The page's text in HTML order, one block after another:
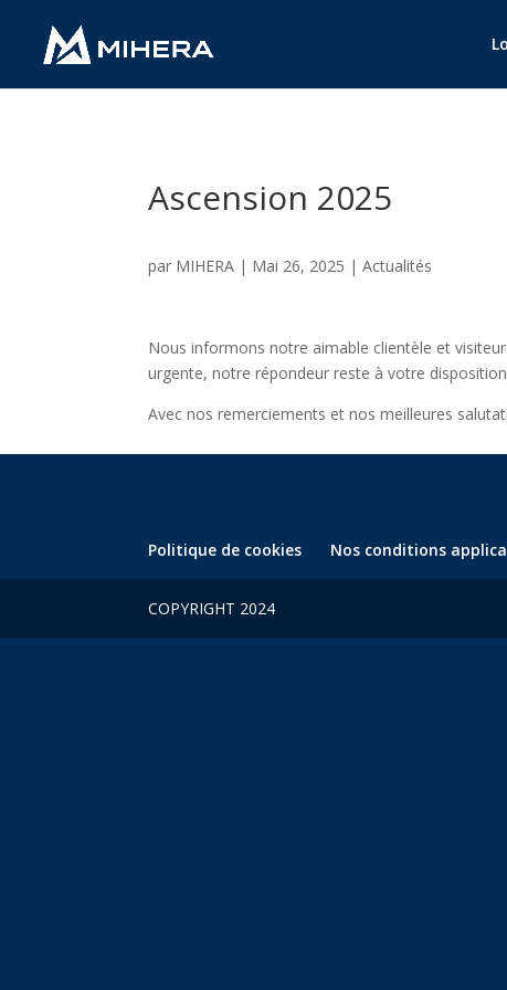
Ascension 2025
par MIHERA | Mai 26, 2025 |Actualités
Nous informons notre aimable clientèle et
urgente, notre répondeur reste à votre
Avec nos remerciements et nos meilleures
Politique de cookies Nos conditions
COPYRIGHT 2024